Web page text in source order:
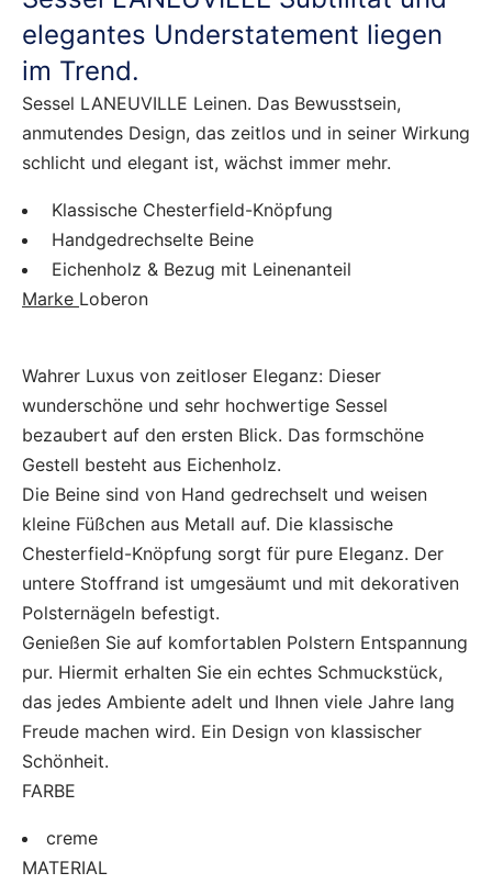
elegantes Understatement liegen
im Trend.
Sessel LANEUVILLE Leinen. Das Bewusstsein,
anmutendes Design, das zeitlos und in seiner Wirkung
schlicht und elegant ist, wächst immer mehr.
Klassische Chesterfield-Knöpfung
Handgedrechselte Beine
Eichenholz & Bezug mit Leinenanteil
Marke Loberon
Wahrer Luxus von zeitloser Eleganz: Dieser
wunderschöne und sehr hochwertige Sessel
bezaubert auf den ersten Blick. Das formschöne
Gestell besteht aus Eichenholz.
Die Beine sind von Hand gedrechselt und weisen
kleine Füßchen aus Metall auf. Die klassische
Chesterfield-Knöpfung sorgt für pure Eleganz. Der
untere Stoffrand ist umgesäumt und mit dekorativen
Polsternägeln befestigt.
Genießen Sie auf komfortablen Polstern Entspannung
pur. Hiermit erhalten Sie ein echtes Schmuckstück,
das jedes Ambiente adelt und Ihnen viele Jahre lang
Freude machen wird. Ein Design von klassischer
Schönheit.
FARBE
creme
MATERIAL